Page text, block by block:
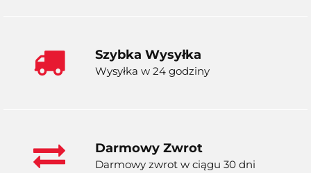
Szybka Wysyłka
Wysyłka w 24 godziny
Darmowy Zwrot
Darmowy zwrot w ciągu 30 dni